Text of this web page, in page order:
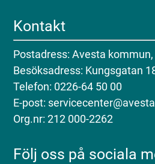
Kontakt
Postadress: Avesta
Besöksadress: Kungsgatan
Telefon: 0226-64 50 00
E-post:
Org.nr: 212 000-2262
Följ oss på sociala